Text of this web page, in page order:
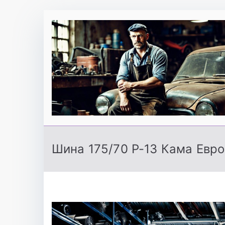
содержимому
Шина 175/70 Р-13 Кама